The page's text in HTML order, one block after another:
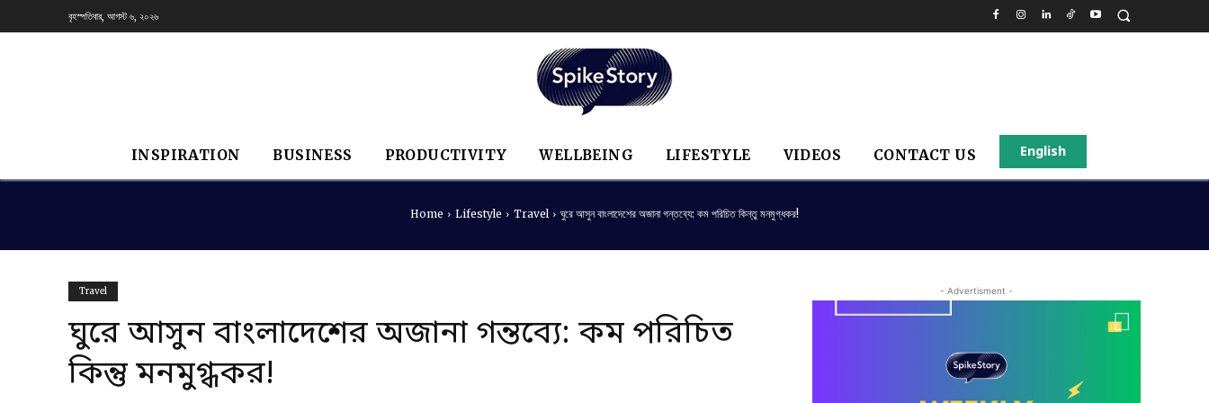
বৃহস্পতিবার, আগস্ট ৬, ২০২৬
INSPIRATION BUSINESS PRODUCTIVITY WELLBEING LIFESTYLE VIDEOS CONTACT US English
Home Lifestyle Travel ঘুরে আসুন বাংলাদেশের অজানা গন্তব্যে: কম পরিচিত কিন্তু মনমুগ্ধকর!
Travel
ঘুরে আসুন বাংলাদেশের অজানা গন্তব্যে: কম পরিচিত
কিন্তু মনমুগ্ধকর!
- Advertisment -